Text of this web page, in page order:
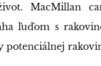
MacMillan
ľuďom s